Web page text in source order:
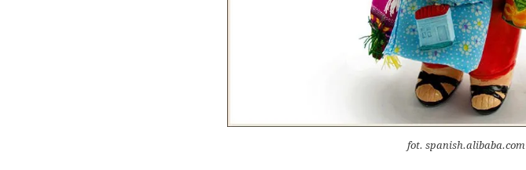
fot. spanish.alibaba.com